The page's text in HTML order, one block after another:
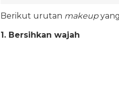
Berikut urutan makeup
1. Bersihkan wajah